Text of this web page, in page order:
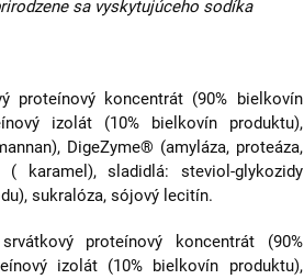
sa vyskytujúceho sodíka
proteínový koncentrát (90% bielkovín
izolát (10% bielkovín produktu),
DigeZyme® (amyláza, proteáza,
karamel), sladidlá: steviol-glykozidy
sukralóza, sójový lecitín.
proteínový koncentrát (90%
izolát (10% bielkovín produktu),